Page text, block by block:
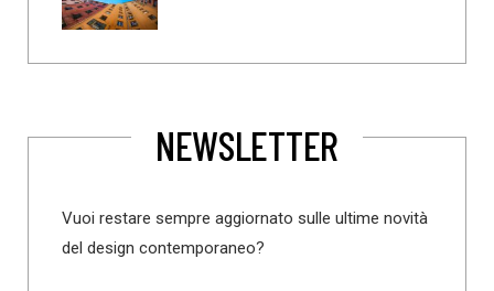
NEWSLETTER
Vuoi restare sempre aggiornato sulle ultime novità
del design contemporaneo?